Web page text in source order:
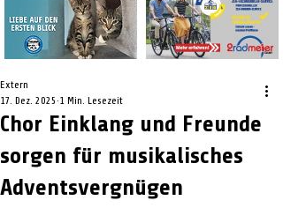
Chor Einklang und Freunde
sorgen für musikalisches
Adventsvergnügen
Extern
17. Dez. 2025 1 Min. Lesezeit